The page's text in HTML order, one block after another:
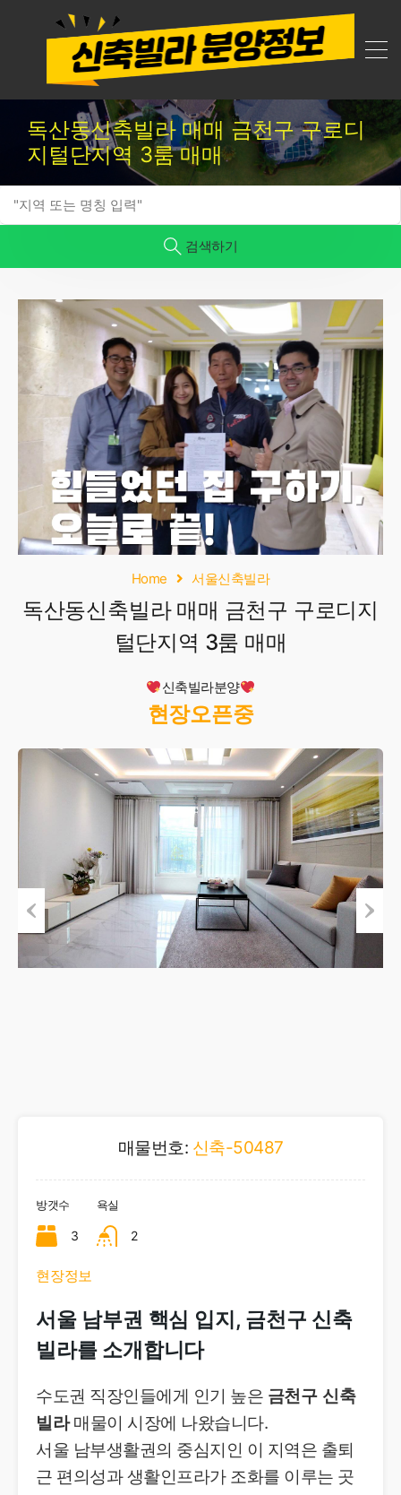
독산동신축빌라 매매 금천구 구로디
지털단지역 3룸 매매
검색하기
Home 서울신축빌라
독산동신축빌라 매매 금천구 구로디지
털단지역 3룸 매매
신축빌라분양
현장오픈중
Previous
매물번호: 신축-50487
방갯수
3
욕실
2
현장정보
서울 남부권 핵심 입지, 금천구 신축
빌라를 소개합니다
수도권 직장인들에게 인기 높은 금천구 신축
빌라매물이 시장에 나왔습니다.
서울 남부생활권의 중심지인 이 지역은 출퇴
근 편의성과 생활인프라가 조화를 이루는 곳